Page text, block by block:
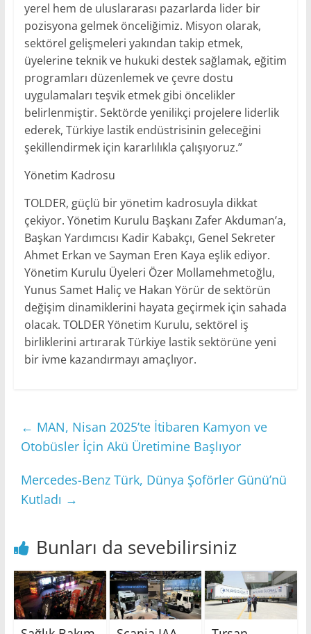
yerel hem de uluslararası pazarlarda lider bir
pozisyona gelmek önceliğimiz. Misyon olarak,
sektörel gelişmeleri yakından takip etmek,
üyelerine teknik ve hukuki destek sağlamak, eğitim
programları düzenlemek ve çevre dostu
uygulamaları teşvik etmek gibi öncelikler
belirlenmiştir. Sektörde yenilikçi projelere liderlik
ederek, Türkiye lastik endüstrisinin geleceğini
şekillendirmek için kararlılıkla çalışıyoruz.”
Yönetim Kadrosu
TOLDER, güçlü bir yönetim kadrosuyla dikkat
çekiyor. Yönetim Kurulu Başkanı Zafer Akduman’a,
Başkan Yardımcısı Kadir Kabakçı, Genel Sekreter
Ahmet Erkan ve Sayman Eren Kaya eşlik ediyor.
Yönetim Kurulu Üyeleri Özer Mollamehmetoğlu,
Yunus Samet Haliç ve Hakan Yörür de sektörün
değişim dinamiklerini hayata geçirmek için sahada
olacak. TOLDER Yönetim Kurulu, sektörel iş
birliklerini artırarak Türkiye lastik sektörüne yeni
bir ivme kazandırmayı amaçlıyor.
← MAN, Nisan 2025’te İtibaren Kamyon ve
Otobüsler İçin Akü Üretimine Başlıyor
Mercedes-Benz Türk, Dünya Şoförler Günü’nü
Kutladı →
Bunları da sevebilirsiniz